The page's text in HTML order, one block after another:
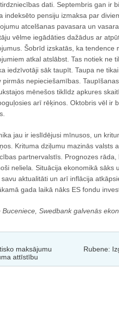
dati. Septembris gan ir
indeksēto pensiju izmaksa par
atcelšanas pavasara un
vēlme iegādāties dažādus ar
Šobrīd izskatās, ka tendence
atkal atslābst. Tas notiek ne
iedzīvotāji sāk taupīt. Taupa ne
pirmās nepieciešamības.
mēnešos tiklīdz apkures
arī rēķinos. Oktobris vēl ir
jau ir ieslīdējusi mīnusos, un
Krituma dziļumu mazinās valsts
partnervalstīs. Prognozes
neliela. Situācija ekonomikā sāks
aktualitāti un arī inflācija
gada laikā nāks ES fondu
Buceniece, Swedbank galvenās
maksājumu
attīstību
Rubene: